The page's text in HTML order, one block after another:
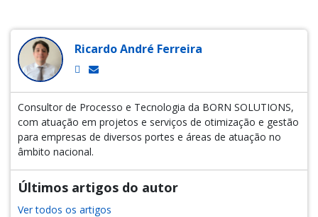
Ricardo André Ferreira
Consultor de Processo e Tecnologia da BORN SOLUTIONS,
com atuação em projetos e serviços de otimização e gestão
para empresas de diversos portes e áreas de atuação no
âmbito nacional.
Últimos artigos do autor
Ver todos os artigos